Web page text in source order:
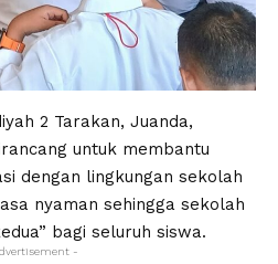
2 Tarakan, Juanda,
untuk membantu
dengan lingkungan sekolah
nyaman sehingga sekolah
bagi seluruh siswa.
-